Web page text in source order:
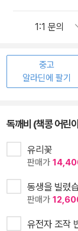
중고
알라딘에 팔기
독깨비 (책콩 어린
유리꽃
판매가
동생을 빌렸
판매가
유전자 조작